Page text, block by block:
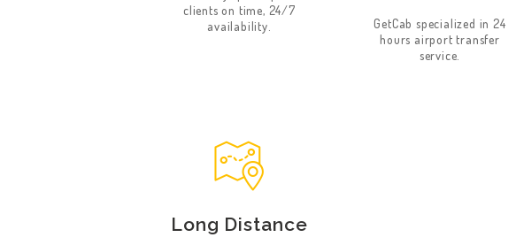
clients on time, 24/7
availability.
GetCab specialized in 24
hours airport transfer
service.
Long Distance